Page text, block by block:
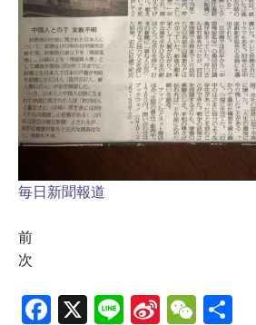
毎日新聞報道
前
次
Fa X
Li Si W